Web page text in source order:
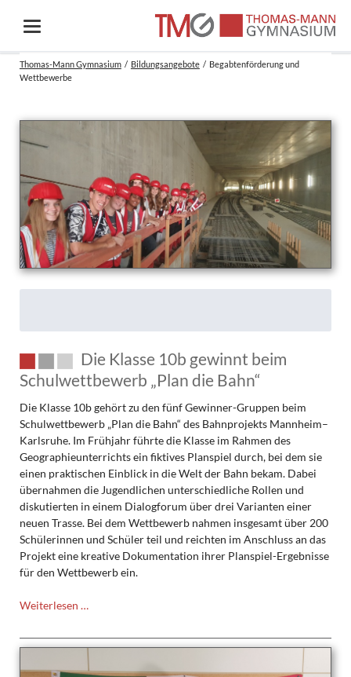
Thomas-Mann Gymnasium Bildungsangebote
Begabtenförderung und
Wettbewerbe
Die Klasse 10b gewinnt beim
Schulwettbewerb „Plan die Bahn“
Die Klasse 10b gehört zu den fünf Gewinner-Gruppen beim
Schulwettbewerb „Plan die Bahn“ des Bahnprojekts Mannheim–
Karlsruhe. Im Frühjahr führte die Klasse im Rahmen des
Geographieunterrichts ein fiktives Planspiel durch, bei dem sie
einen praktischen Einblick in die Welt der Bahn bekam. Dabei
übernahmen die Jugendlichen unterschiedliche Rollen und
diskutierten in einem Dialogforum über drei Varianten einer
neuen Trasse. Bei dem Wettbewerb nahmen insgesamt über 200
Schülerinnen und Schüler teil und reichten im Anschluss an das
Projekt eine kreative Dokumentation ihrer Planspiel-Ergebnisse
für den Wettbewerb ein.
Weiterlesen …
10b
gewinnt
beim